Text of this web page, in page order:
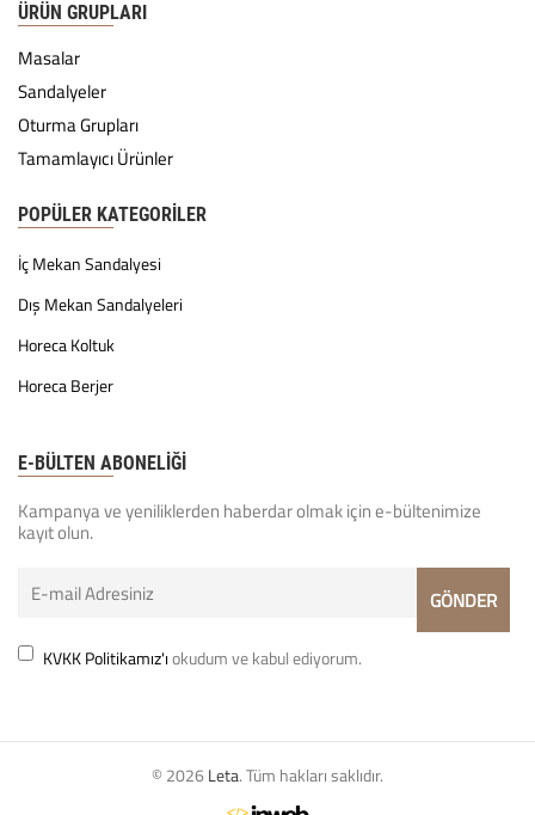
ÜRÜN GRUPLARI
Masalar
Sandalyeler
Oturma Grupları
Tamamlayıcı Ürünler
POPÜLER KATEGORILER
İç Mekan Sandalyesi
Dış Mekan Sandalyeleri
Horeca Koltuk
Horeca Berjer
E-BÜLTEN ABONELİĞİ
Kampanya ve yeniliklerden haberdar olmak için e-bültenimize
kayıt olun.
KVKK Politikamız'ıokudum ve kabul ediyorum.
© 2026 Leta. Tüm hakları saklıdır.